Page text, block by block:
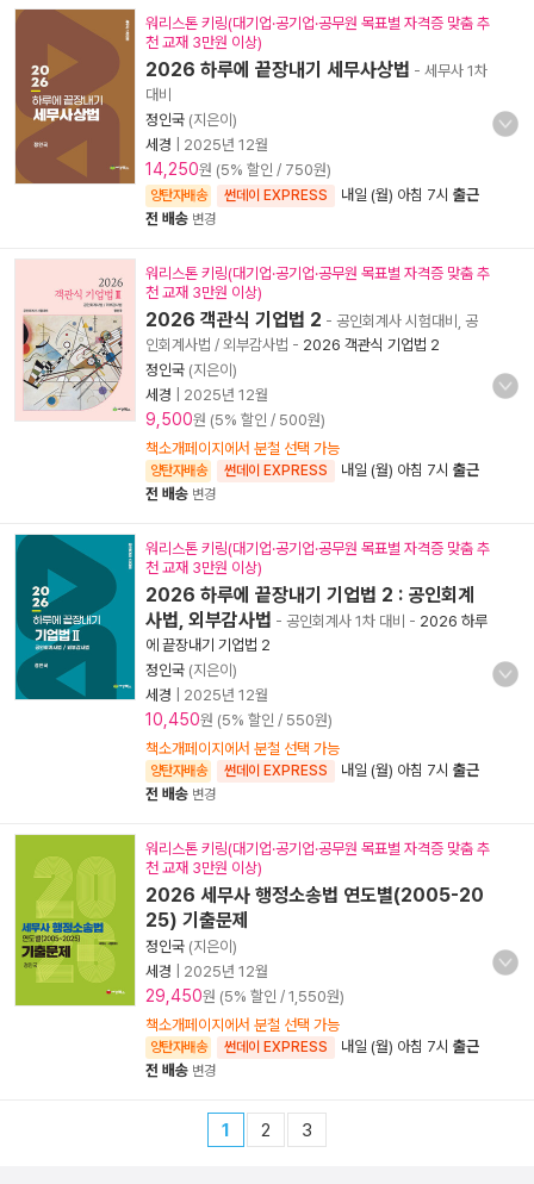
워리스톤 키링(대기업·공기업·공무원 목표별 자격증 맞춤 추
천 교재 3만원 이상)
2026 하루에 끝장내기 세무사상법 - 세무사 1차
대비
정인국 (지은이)
세경
2025년 12월
14,250원 (5% 할인 / 750원)
양탄자배송 썬데이 EXPRESS 내일 (월) 아침 7시 출근
전 배송 변경
워리스톤 키링(대기업·공기업·공무원 목표별 자격증 맞춤 추
천 교재 3만원 이상)
2026 객관식 기업법 2 - 공인회계사 시험대비, 공
인회계사법 / 외부감사법 - 2026 객관식 기업법 2
정인국 (지은이)
세경
2025년 12월
9,500원 (5% 할인 / 500원)
책소개페이지에서 분철 선택 가능
양탄자배송 썬데이 EXPRESS 내일 (월) 아침 7시 출근
전 배송 변경
워리스톤 키링(대기업·공기업·공무원 목표별 자격증 맞춤 추
천 교재 3만원 이상)
2026 하루에 끝장내기 기업법 2 : 공인회계
사법, 외부감사법 - 공인회계사 1차 대비 - 2026 하루
에 끝장내기 기업법 2
정인국 (지은이)
세경
2025년 12월
10,450원 (5% 할인 / 550원)
책소개페이지에서 분철 선택 가능
양탄자배송 썬데이 EXPRESS 내일 (월) 아침 7시 출근
전 배송 변경
워리스톤 키링(대기업·공기업·공무원 목표별 자격증 맞춤 추
천 교재 3만원 이상)
2026 세무사 행정소송법 연도별(2005-20
25) 기출문제
정인국 (지은이)
세경
2025년 12월
29,450원 (5% 할인 / 1,550원)
책소개페이지에서 분철 선택 가능
양탄자배송 썬데이 EXPRESS 내일 (월) 아침 7시 출근
전 배송 변경
1 2 3